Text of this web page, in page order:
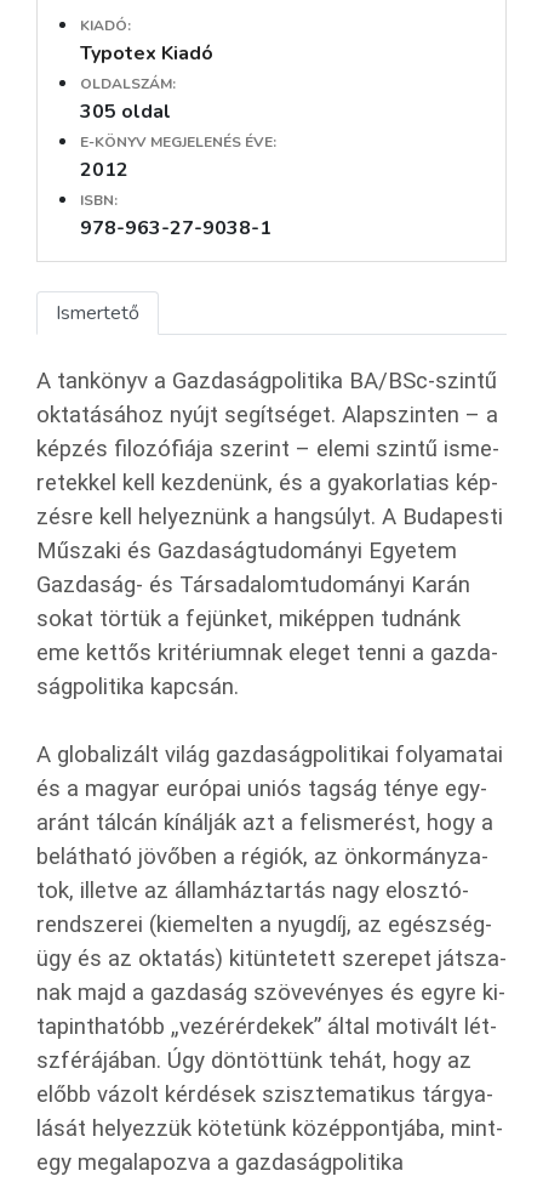
KIADÓ:
Typotex Kiadó
OLDALSZÁM:
305 oldal
E-KÖNYV MEGJELENÉS ÉVE:
2012
ISBN:
978-963-27-9038-1
Ismertető
A tan­könyv a Gaz­da­ság­po­li­ti­ka BA/BSc-szin­tű
ok­ta­tá­sá­hoz nyújt se­gít­sé­get. Alap­szin­ten – a
kép­zés fi­lo­zó­fi­á­ja sze­rint – elemi szin­tű is­me­
re­tek­kel kell kez­de­nünk, és a gya­kor­la­ti­as kép­
zés­re kell he­lyez­nünk a hang­súlyt. A Bu­da­pes­ti
Mű­sza­ki és Gaz­da­ság­tu­do­má­nyi Egye­tem
Gaz­da­ság- és Tár­sa­da­lom­tu­do­má­nyi Karán
sokat tör­tük a fe­jün­ket, mi­kép­pen tud­nánk
eme ket­tős kri­té­ri­um­nak ele­get tenni a gaz­da­
ság­po­li­ti­ka kap­csán.
A glo­ba­li­zált világ gaz­da­ság­po­li­ti­kai fo­lya­ma­tai
és a ma­gyar eu­ró­pai uniós tag­ság ténye egy­
aránt tál­cán kí­nál­ják azt a fel­is­me­rést, hogy a
be­lát­ha­tó jö­vő­ben a ré­gi­ók, az ön­kor­mány­za­
tok, il­let­ve az ál­lam­ház­tar­tás nagy el­osz­tó­
rend­sze­rei (ki­emel­ten a nyug­díj, az egész­ség­
ügy és az ok­ta­tás) ki­tün­te­tett sze­re­pet ját­sza­
nak majd a gaz­da­ság szö­ve­vé­nyes és egyre ki­
ta­pint­ha­tóbb „ve­zér­ér­de­kek” által mo­ti­vált lét­
szfé­rá­já­ban. Úgy dön­töt­tünk tehát, hogy az
előbb vá­zolt kér­dé­sek szisz­te­ma­ti­kus tár­gya­
lá­sát he­lyez­zük kö­te­tünk kö­zép­pont­já­ba, mint­
egy meg­ala­poz­va a gaz­da­ság­po­li­ti­ka